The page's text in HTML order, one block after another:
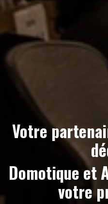
Votre
Domotique et
votre